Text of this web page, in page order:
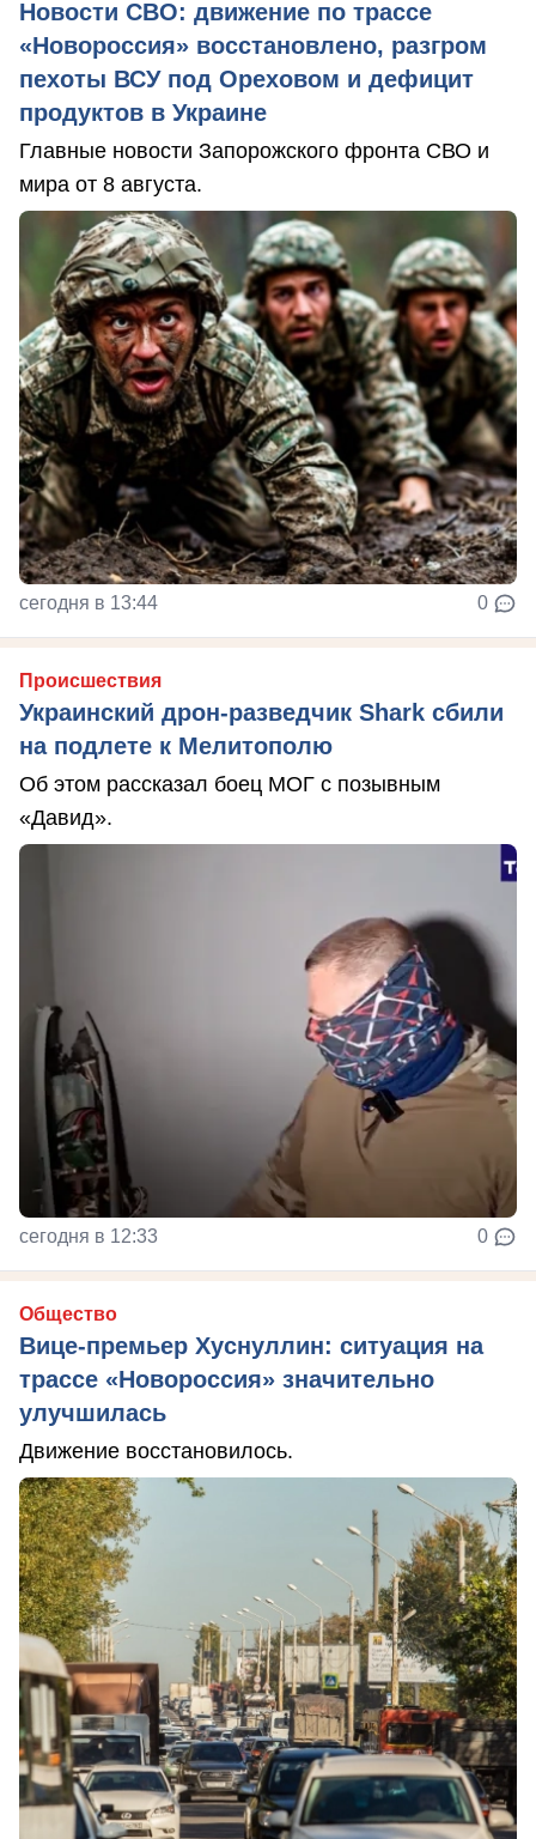
Новости СВО: движение по трассе
«Новороссия» восстановлено, разгром
пехоты ВСУ под Ореховом и дефицит
продуктов в Украине
Главные новости Запорожского фронта СВО и
мира от 8 августа.
сегодня в 13:44 0
Происшествия
Украинский дрон-разведчик Shark сбили
на подлете к Мелитополю
Об этом рассказал боец МОГ с позывным
«Давид».
сегодня в 12:33 0
Общество
Вице-премьер Хуснуллин: ситуация на
трассе «Новороссия» значительно
улучшилась
Движение восстановилось.